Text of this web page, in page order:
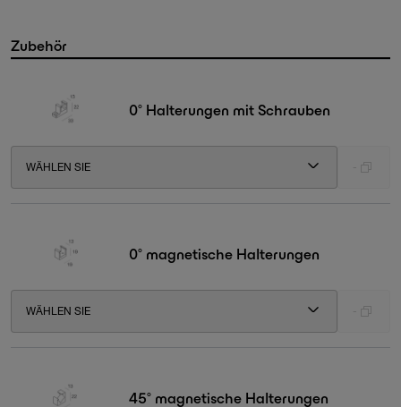
Zubehör
0° Halterungen mit Schrauben
WÄHLEN SIE
0° magnetische Halterungen
WÄHLEN SIE
45° magnetische Halterungen